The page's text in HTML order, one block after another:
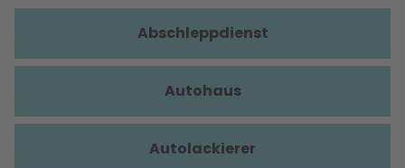
Abschleppdienst
Autohaus
Autolackierer